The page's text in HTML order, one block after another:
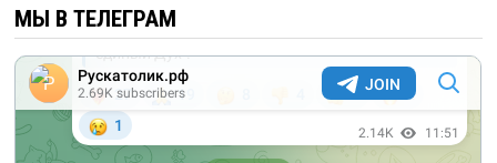
МЫ В ТЕЛЕГРАМ